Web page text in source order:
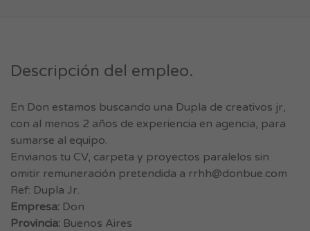
Descripción del empleo.
En Don estamos buscando una Dupla de creativos jr,
con al menos 2 años de experiencia en agencia, para
sumarse al equipo.
Envianos tu CV, carpeta y proyectos paralelos sin
omitir remuneración pretendida a rrhh@donbue.com
Ref: Dupla Jr.
Empresa: Don
Provincia: Buenos Aires